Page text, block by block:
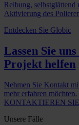
Reibung, selbstglättend
Aktivierung des
Entdecken Sie Globic
Lassen Sie
Projekt helfen
Nehmen Sie Kontakt
mehr erfahren möchten.
KONTAKTIEREN
Unsere Fälle